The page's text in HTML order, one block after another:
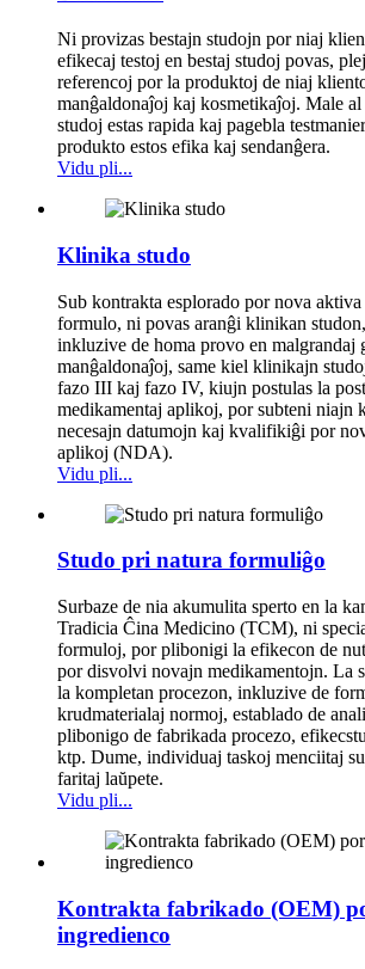
Ni provizas bestajn studojn por niaj
efikecaj testoj en bestaj studoj povas,
referencoj por la produktoj de niaj
manĝaldonaĵoj kaj kosmetikaĵoj. Male
studoj estas rapida kaj pagebla
produkto estos efika kaj sendanĝera.
Vidu pli...
Klinika studo
Sub kontrakta esplorado por nova
formulo, ni povas aranĝi klinikan
inkluzive de homa provo en malgrandaj
manĝaldonaĵoj, same kiel klinikajn
fazo III kaj fazo IV, kiujn postulas la
medikamentaj aplikoj, por subteni niajn
necesajn datumojn kaj kvalifikiĝi por
aplikoj (NDA).
Vidu pli...
Studo pri natura formuliĝo
Surbaze de nia akumulita sperto en la
Tradicia Ĉina Medicino (TCM), ni
formuloj, por plibonigi la efikecon de
por disvolvi novajn medikamentojn. La
la kompletan procezon, inkluzive de
krudmaterialaj normoj, establado de
plibonigo de fabrikada procezo,
ktp. Dume, individuaj taskoj menciitaj
faritaj laŭpete.
Vidu pli...
Kontrakta fabrikado (OEM)
ingredienco